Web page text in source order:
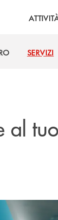
SERVIZI
al tuo